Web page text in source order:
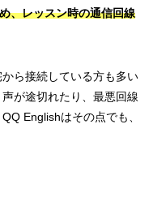
、レッスン時の通信回線
ら接続している方も多い
が途切れたり、最悪回線
Englishはその点でも、